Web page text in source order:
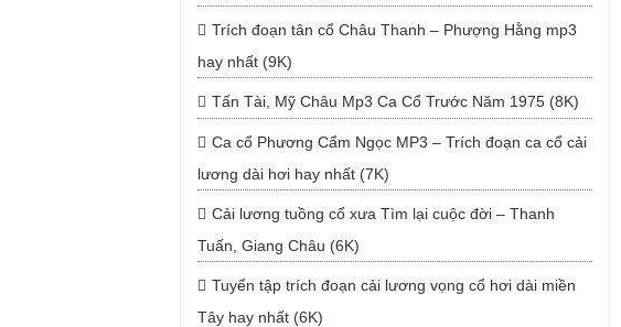
Trích đoạn tân cổ Châu Thanh – Phượng Hằng mp3
hay nhất (9K)
Tấn Tài, Mỹ Châu Mp3 Ca Cổ Trước Năm 1975 (8K)
Ca cổ Phương Cẩm Ngọc MP3 – Trích đoạn ca cổ cải
lương dài hơi hay nhất (7K)
Cải lương tuồng cổ xưa Tìm lại cuộc đời – Thanh
Tuấn, Giang Châu (6K)
Tuyển tập trích đoạn cải lương vọng cổ hơi dài miền
Tây hay nhất (6K)